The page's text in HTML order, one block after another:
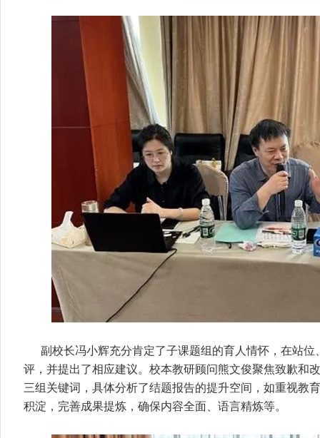
副校长冯小辉充分肯定了子课题组的育人情怀，在站
评，并提出了相应建议。校本教研顾问熊文俊聚焦致歉和
三组关键词，具体分析了结题报告的提升空间，如重视教
积淀，完善成果提炼，确保内容全面、语言精炼等。